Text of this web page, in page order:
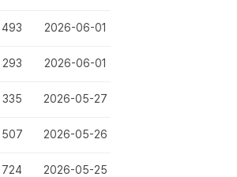
493 2026-06-01
293 2026-06-01
335 2026-05-27
507 2026-05-26
724 2026-05-25